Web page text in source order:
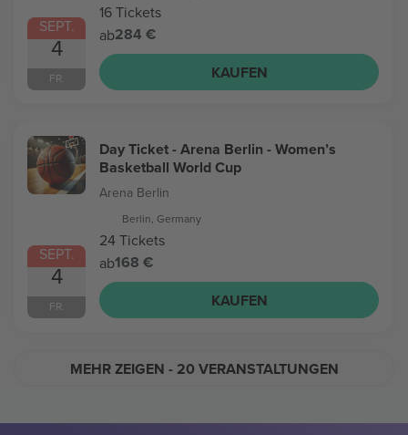
SEPT.
4
FR.
16 Tickets
ab284 €
KAUFEN
SEPT.
4
FR.
Day Ticket - Arena Berlin - Women’s
Basketball World Cup
Arena Berlin
Berlin, Germany
24 Tickets
ab168 €
KAUFEN
MEHR ZEIGEN - 20 VERANSTALTUNGEN